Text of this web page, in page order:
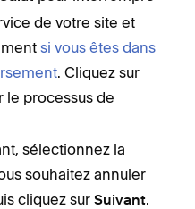
de votre site et
si vous êtes dans
. Cliquez sur
le processus de
sélectionnez la
souhaitez annuler
cliquez sur Suivant.